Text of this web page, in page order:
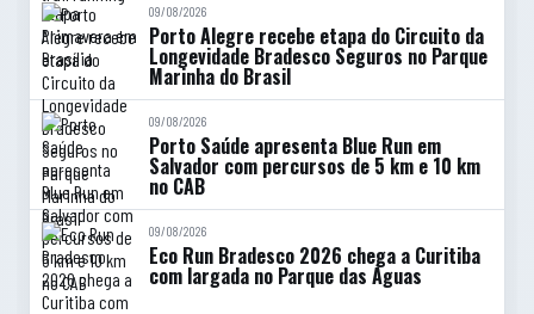
09/08/2026
Porto Alegre recebe etapa do Circuito da
Longevidade Bradesco Seguros no Parque
Marinha do Brasil
09/08/2026
Porto Saúde apresenta Blue Run em
Salvador com percursos de 5 km e 10 km
no CAB
09/08/2026
Eco Run Bradesco 2026 chega a Curitiba
com largada no Parque das Águas